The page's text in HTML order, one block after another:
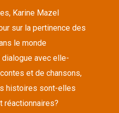
Karine Mazel
sur la pertinence des
le monde
dialogue avec elle-
et de chansons,
histoires sont-elles
réactionnaires?